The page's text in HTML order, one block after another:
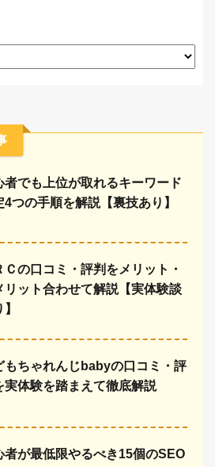
者でも上位が取れるキーワード
4つの手順を解説【裏技あり】
Ｃの口コミ・評判をメリット・
リット合わせて解説【実体験談
もちゃれんじbabyの口コミ・評
実体験を踏まえて徹底解説
者が最低限やるべき15個のSEO